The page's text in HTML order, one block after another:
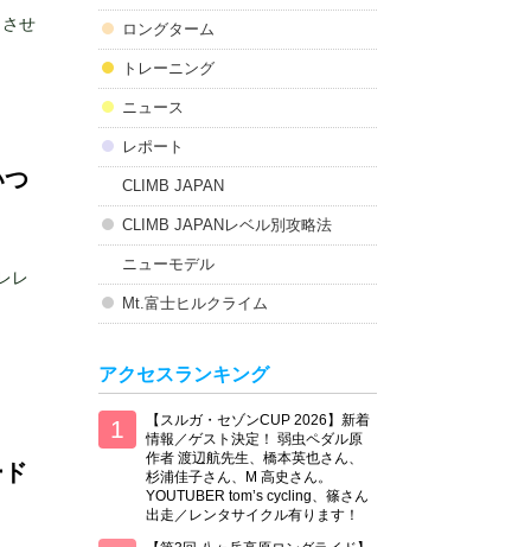
せ
つ
レ
ロングターム
トレーニング
ニュース
レポート
CLIMB JAPAN
CLIMB JAPANレベル別攻略法
ニューモデル
Mt.富士ヒルクライム
アクセスランキング
【スルガ・セゾンCUP 2026】新着
情報／ゲスト決定！ 弱虫ペダル原
作者 渡辺航先生、橋本英也さん、
杉浦佳子さん、M 高史さん。
YOUTUBER tom’s cycling、篠さん
出走／レンタサイクル有ります！